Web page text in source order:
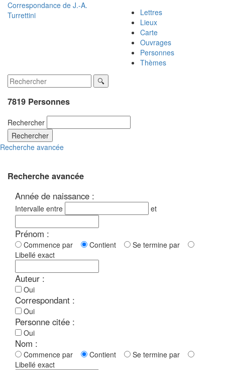
Correspondance de J.-A.
Turrettini
Lettres
Lieux
Carte
Ouvrages
Personnes
Thèmes
7819 Personnes
Rechercher
Rechercher
Recherche avancée
Recherche avancée
Année de naissance :
Intervalle entre et
Prénom :
Commence par Contient
Se termine par
Libellé exact
Auteur :
Oui
Correspondant :
Oui
Personne citée :
Oui
Nom :
Commence par Contient
Se termine par
Libellé exact